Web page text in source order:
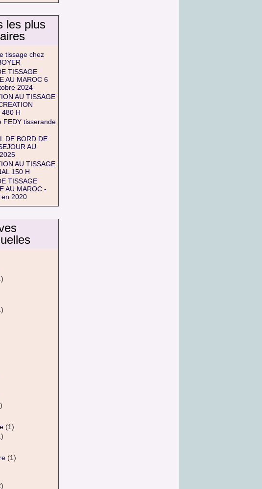
les plus
tissage chez
TISSAGE
AU MAROC 6
2024
AU TISSAGE
480 H
FEDY tisserande
DE BORD DE
AU
AU TISSAGE
150 H
TISSAGE
AU MAROC -
en 2020
(1)
(1)